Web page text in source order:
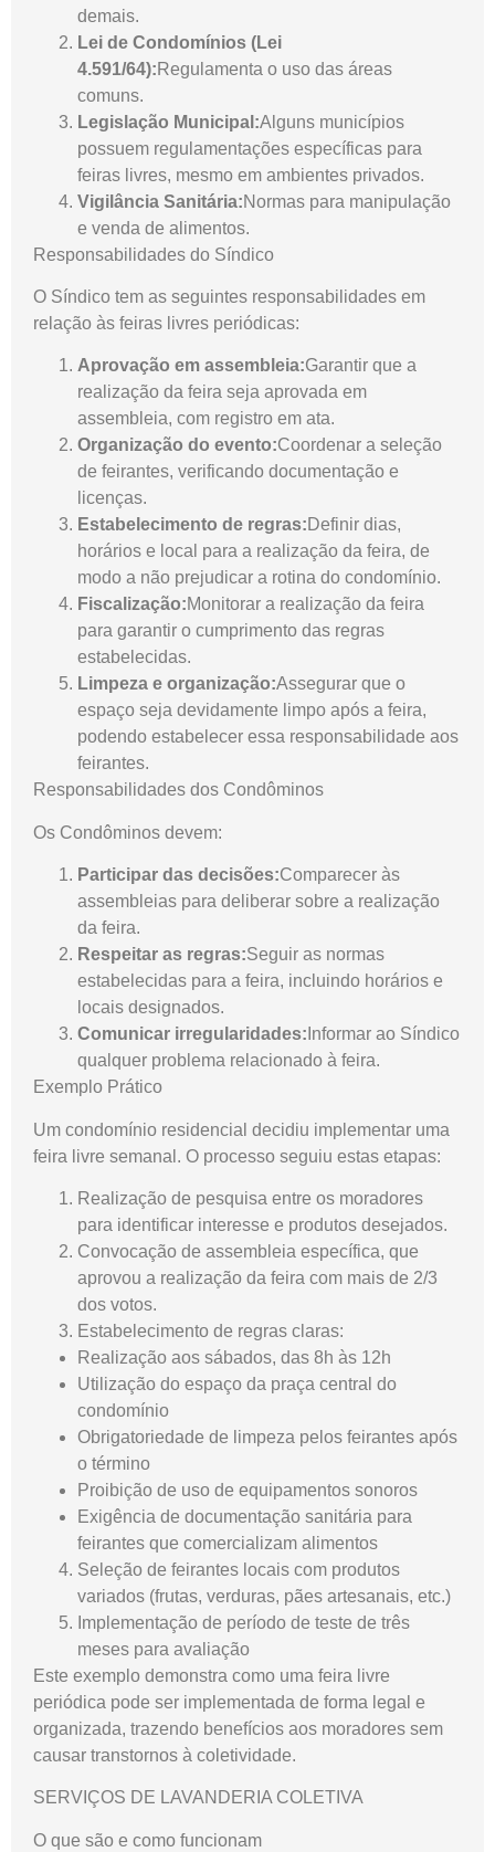
demais.
Lei de Condomínios (Lei
4.591/64): Regulamenta o uso das áreas
comuns.
Legislação Municipal:Alguns municípios
possuem regulamentações específicas para
feiras livres, mesmo em ambientes privados.
Vigilância Sanitária:Normas para manipulação
e venda de alimentos.
Responsabilidades do Síndico
O Síndico tem as seguintes responsabilidades em
relação às feiras livres periódicas:
Aprovação em assembleia:Garantir que a
realização da feira seja aprovada em
assembleia, com registro em ata.
Organização do evento:Coordenar a seleção
de feirantes, verificando documentação e
licenças.
Estabelecimento de regras: Definir dias,
horários e local para a realização da feira, de
modo a não prejudicar a rotina do condomínio.
Fiscalização:Monitorar a realização da feira
para garantir o cumprimento das regras
estabelecidas.
Limpeza e organização:Assegurar que o
espaço seja devidamente limpo após a feira,
podendo estabelecer essa responsabilidade aos
feirantes.
Responsabilidades dos Condôminos
Os Condôminos devem:
Participar das decisões:Comparecer às
assembleias para deliberar sobre a realização
da feira.
Respeitar as regras:Seguir as normas
estabelecidas para a feira, incluindo horários e
locais designados.
Comunicar irregularidades: Informar ao Síndico
qualquer problema relacionado à feira.
Exemplo Prático
Um condomínio residencial decidiu implementar uma
feira livre semanal. O processo seguiu estas etapas:
Realização de pesquisa entre os moradores
para identificar interesse e produtos desejados.
Convocação de assembleia específica, que
aprovou a realização da feira com mais de 2/3
dos votos.
Estabelecimento de regras claras:
Realização aos sábados, das 8h às 12h
Utilização do espaço da praça central do
condomínio
Obrigatoriedade de limpeza pelos feirantes após
o término
Proibição de uso de equipamentos sonoros
Exigência de documentação sanitária para
feirantes que comercializam alimentos
Seleção de feirantes locais com produtos
variados (frutas, verduras, pães artesanais, etc.)
Implementação de período de teste de três
meses para avaliação
Este exemplo demonstra como uma feira livre
periódica pode ser implementada de forma legal e
organizada, trazendo benefícios aos moradores sem
causar transtornos à coletividade.
SERVIÇOS DE LAVANDERIA COLETIVA
O que são e como funcionam